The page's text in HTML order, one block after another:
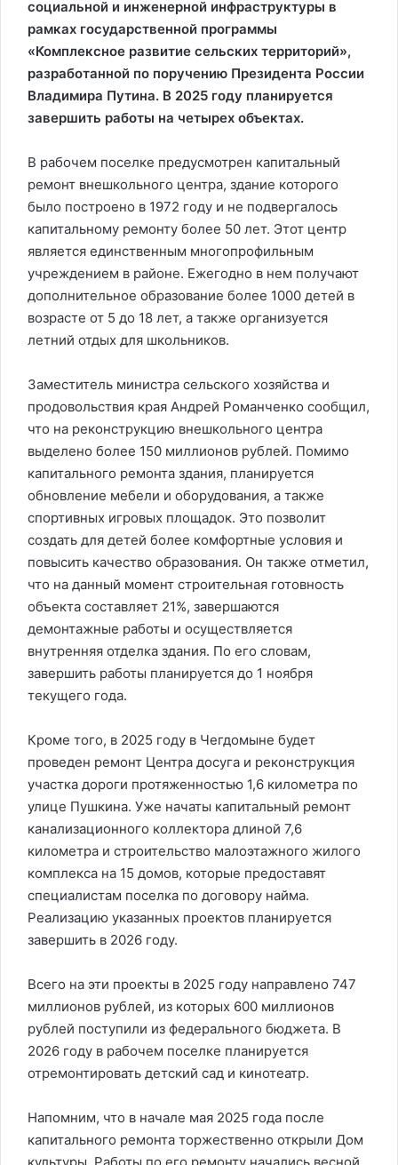
социальной и инженерной инфраструктуры в
рамках государственной программы
«Комплексное развитие сельских территорий»,
разработанной по поручению Президента России
Владимира Путина. В 2025 году планируется
завершить работы на четырех объектах.
В рабочем поселке предусмотрен капитальный
ремонт внешкольного центра, здание которого
было построено в 1972 году и не подвергалось
капитальному ремонту более 50 лет. Этот центр
является единственным многопрофильным
учреждением в районе. Ежегодно в нем получают
дополнительное образование более 1000 детей в
возрасте от 5 до 18 лет, а также организуется
летний отдых для школьников.
Заместитель министра сельского хозяйства и
продовольствия края Андрей Романченко сообщил,
что на реконструкцию внешкольного центра
выделено более 150 миллионов рублей. Помимо
капитального ремонта здания, планируется
обновление мебели и оборудования, а также
спортивных игровых площадок. Это позволит
создать для детей более комфортные условия и
повысить качество образования. Он также отметил,
что на данный момент строительная готовность
объекта составляет 21%, завершаются
демонтажные работы и осуществляется
внутренняя отделка здания. По его словам,
завершить работы планируется до 1 ноября
текущего года.
Кроме того, в 2025 году в Чегдомыне будет
проведен ремонт Центра досуга и реконструкция
участка дороги протяженностью 1,6 километра по
улице Пушкина. Уже начаты капитальный ремонт
канализационного коллектора длиной 7,6
километра и строительство малоэтажного жилого
комплекса на 15 домов, которые предоставят
специалистам поселка по договору найма.
Реализацию указанных проектов планируется
завершить в 2026 году.
Всего на эти проекты в 2025 году направлено 747
миллионов рублей, из которых 600 миллионов
рублей поступили из федерального бюджета. В
2026 году в рабочем поселке планируется
отремонтировать детский сад и кинотеатр.
Напомним, что в начале мая 2025 года после
капитального ремонта торжественно открыли Дом